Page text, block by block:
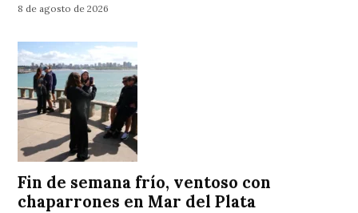
8 de agosto de 2026
Fin de semana frío, ventoso con
chaparrones en Mar del Plata